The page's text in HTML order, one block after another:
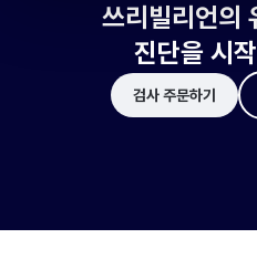
쓰리빌리언의
진단을 시
검사 주문하기